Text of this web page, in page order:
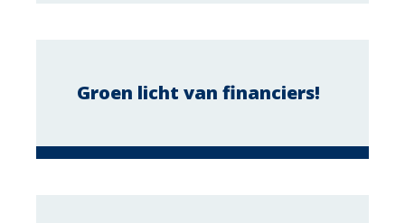
Groen licht van financiers!